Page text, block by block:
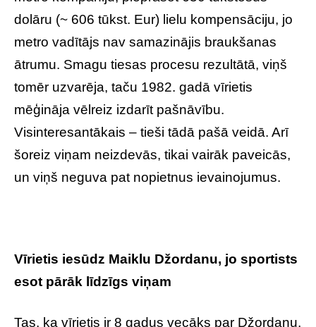
dolāru (~ 606 tūkst. Eur) lielu kompensāciju, jo
metro vadītājs nav samazinājis braukšanas
ātrumu. Smagu tiesas procesu rezultātā, viņš
tomēr uzvarēja, taču 1982. gadā vīrietis
mēģināja vēlreiz izdarīt pašnāvību.
Visinteresantākais – tieši tādā pašā veidā. Arī
šoreiz viņam neizdevās, tikai vairāk paveicās,
un viņš neguva pat nopietnus ievainojumus.
Vīrietis iesūdz Maiklu Džordanu, jo sportists
esot pārāk līdzīgs viņam
Tas, ka vīrietis ir 8 gadus vecāks par Džordanu,